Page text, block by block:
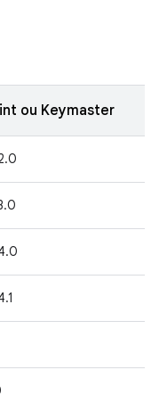
ou Keymaster